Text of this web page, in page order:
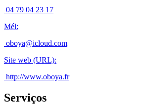
04 79 04 23 17
Mél:
oboya@icloud.com
Site web (URL):
http://www.oboya.fr
Serviços